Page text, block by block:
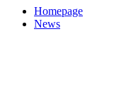
Homepage
News